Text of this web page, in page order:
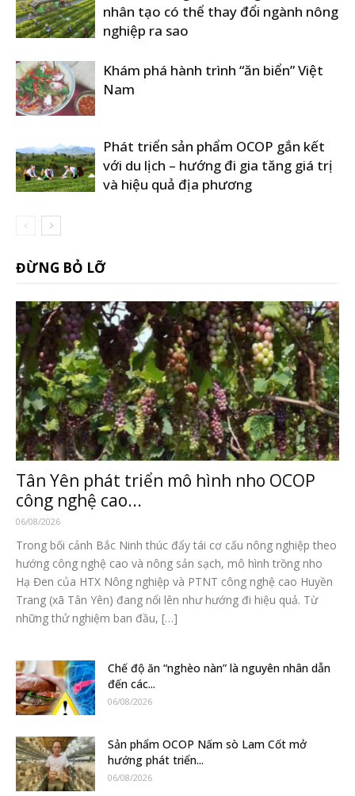
nhân tạo có thể thay đổi ngành nông
nghiệp ra sao
Khám phá hành trình “ăn biển” Việt
Nam
Phát triển sản phẩm OCOP gắn kết
với du lịch – hướng đi gia tăng giá trị
và hiệu quả địa phương
ĐỪNG BỎ LỠ
Tân Yên phát triển mô hình nho OCOP
công nghệ cao...
06/08/2026
Trong bối cảnh Bắc Ninh thúc đẩy tái cơ cấu nông nghiệp theo
hướng công nghệ cao và nông sản sạch, mô hình trồng nho
Hạ Đen của HTX Nông nghiệp và PTNT công nghệ cao Huyền
Trang (xã Tân Yên) đang nổi lên như hướng đi hiệu quả. Từ
những thử nghiệm ban đầu, […]
Chế độ ăn “nghèo nàn” là nguyên nhân dẫn
đến các...
06/08/2026
Sản phẩm OCOP Nấm sò Lam Cốt mở
hướng phát triển...
06/08/2026